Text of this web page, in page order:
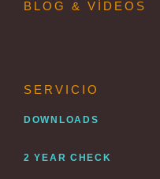
BLOG & VÍDEOS
SERVICIO
DOWNLOADS
2 YEAR CHECK